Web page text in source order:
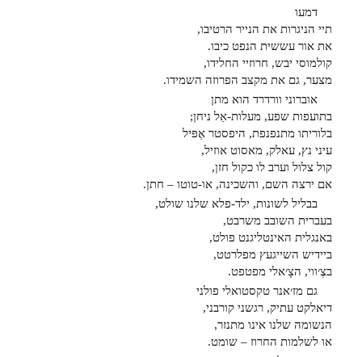
דמעו
תיי הניגרות את הנייר הרטיבו,
את אור עששית הנפט כיבו.
קולמוסי יבש, חרוזיי החלידו,
מצער, גם את מקצב הפרוזה השמידו.
אוברוני וורדרד הוא מתן
בתועפות שפע, מעלות-אֵל ניחן;
בלוריתו מתנפנפת, היפסטר אֶפּיל
עיני נץ, עאלק, מאסוט אוזיל,
קול צלול וערב לו כקול חזן,
אם ירצה השם, והשכינה, או-טוטו – חתן.
בבליל לשונות, ילד-פלא שלנו שולט,
בעברית השובב משרבט,
באנגלית האינטליגנט פולט,
ביידיש השייגעץ מפלרטט,
בצְ׳ווי, הצָ׳אלי מפטפט.
גם מז׳אנר טקסטואלי פולני
דיאלקט עתיק, רגשני קורבני,
הנשומה שלנו אינו מתנזר,
או לשלמות החרוז – שומט.